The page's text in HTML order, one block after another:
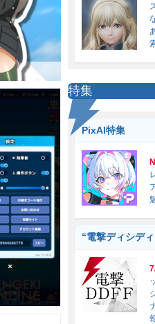
特集
PixAI特集
“電撃ディシデ